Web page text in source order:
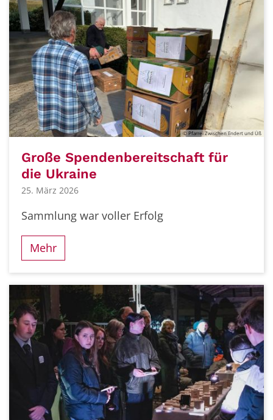
© Pfarrei Zwischen Endert und Üß
Große Spendenbereitschaft für
die Ukraine
25. März 2026
Sammlung war voller Erfolg
Mehr